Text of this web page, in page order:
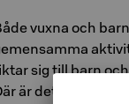
vuxna och
sig till barn
är det till och